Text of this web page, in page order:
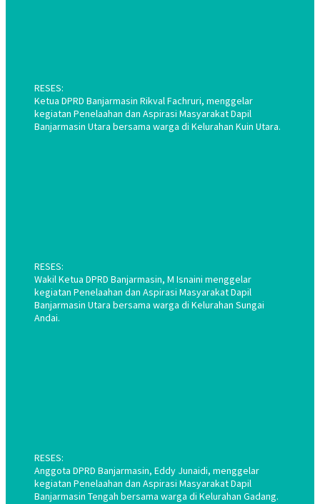
RESES:
Ketua DPRD Banjarmasin Rikval Fachruri, menggelar
kegiatan Penelaahan dan Aspirasi Masyarakat Dapil
Banjarmasin Utara bersama warga di Kelurahan Kuin Utara.
RESES:
Wakil Ketua DPRD Banjarmasin, M Isnaini menggelar
kegiatan Penelaahan dan Aspirasi Masyarakat Dapil
Banjarmasin Utara bersama warga di Kelurahan Sungai
Andai.
RESES:
Anggota DPRD Banjarmasin, Eddy Junaidi, menggelar
kegiatan Penelaahan dan Aspirasi Masyarakat Dapil
Banjarmasin Tengah bersama warga di Kelurahan Gadang.